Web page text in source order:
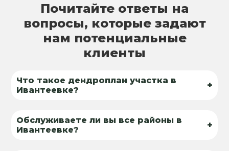
Почитайте ответы на
вопросы, которые задают
нам потенциальные
клиенты
Что такое дендроплан участка в
Ивантеевке?
+
Обслуживаете ли вы все районы в
Ивантеевке?
+